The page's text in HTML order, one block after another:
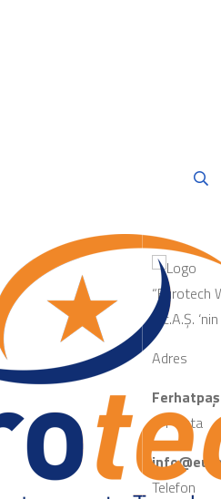
“Eurotech
Tic.A.Ş.
Adres
E-Posta
Telefon